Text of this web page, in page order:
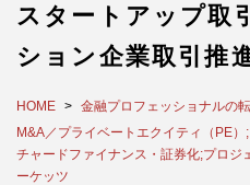
スタートアップ取
ション企業取引推
HOME
金融プロフェッショナルの
M&A／プライベートエクイティ（PE
チャードファイナンス・証券化;プロジ
ーケッツ